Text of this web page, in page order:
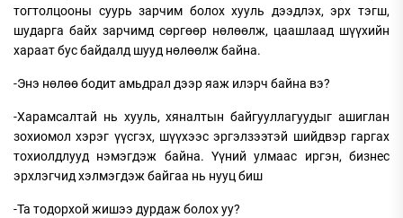
тогтолцооны суурь зарчим болох хууль дээдлэх, эрх тэгш,
шударга байх зарчимд сөргөөр нөлөөлж, цаашлаад шүүхийн
хараат бус байдалд шууд нөлөөлж байна.
-Энэ нөлөө бодит амьдрал дээр яаж илэрч байна вэ?
-Харамсалтай нь хууль, хяналтын байгууллагуудыг ашиглан
зохиомол хэрэг үүсгэх, шүүхээс эргэлзээтэй шийдвэр гаргах
тохиолдлууд нэмэгдэж байна. Үүний улмаас иргэн, бизнес
эрхлэгчид хэлмэгдэж байгаа нь нууц биш
-Та тодорхой жишээ дурдаж болох уу?